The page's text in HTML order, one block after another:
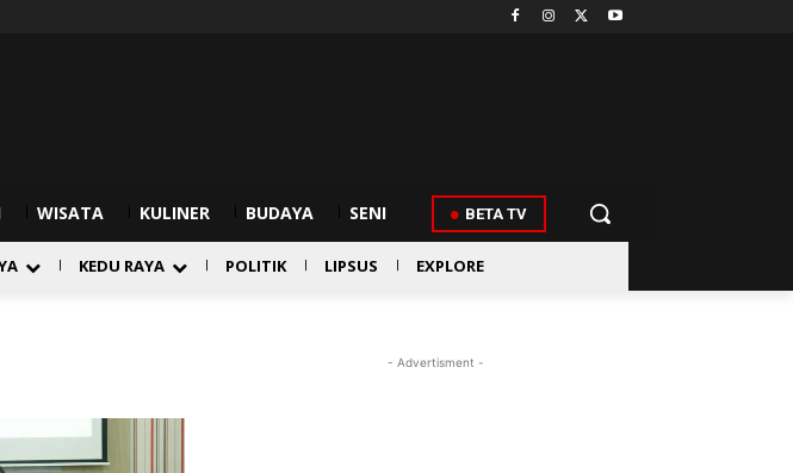
WISATA KULINER BUDAYA SENI BETA TV
KEDU RAYA POLITIK LIPSUS EXPLORE
- Advertisment -